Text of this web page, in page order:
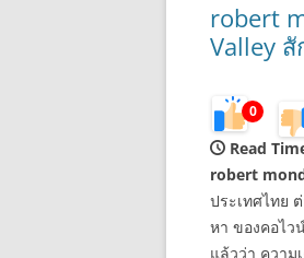
robert
Valley
0
Read
robert
ประเทศไทย
หา ของคอไว
แล้วว่า ความ